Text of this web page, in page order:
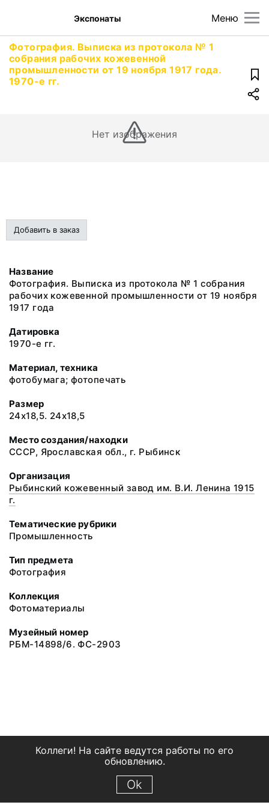
Меню
Экспонаты
Фотография. Выписка из протокола № 1
собрания рабочих кожевенной
промышленности от 19 ноября 1917 года.
1970-е гг.
Нет изображения
Добавить в заказ
Название
Фотография. Выписка из протокола № 1 собрания
рабочих кожевенной промышленности от 19 ноября
1917 года
Датировка
1970-е гг.
Материал, техника
фотобумага; фотопечать
Размер
24х18,5. 24х18,5
Место создания/находки
СССР, Ярославская обл., г. Рыбинск
Организация
Рыбинский кожевенный завод им. В.И. Ленина 1915
г.
Тематические рубрики
Промышленность
Тип предмета
Фотография
Коллекция
Фотоматериалы
Музейный номер
РБМ-14898/6. ФС-2903
Коллеги! На сайте ведутся работы по его
обновлению.
Ok